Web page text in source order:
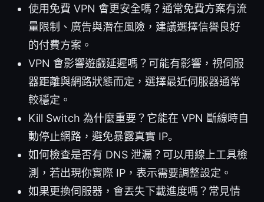
使用免費 VPN 會更安全嗎？通常免費方案有流
量限制、廣告與潛在風險，建議選擇信譽良好
的付費方案。
VPN 會影響遊戲延遲嗎？可能有影響，視伺服
器距離與網路狀態而定，選擇最近伺服器通常
較穩定。
Kill Switch 為什麼重要？它能在 VPN 斷線時自
動停止網路，避免暴露真實 IP。
如何檢查是否有 DNS 泄漏？可以用線上工具檢
測，若出現你實際 IP，表示需要調整設定。
如果更換伺服器，會丟失下載進度嗎？常見情